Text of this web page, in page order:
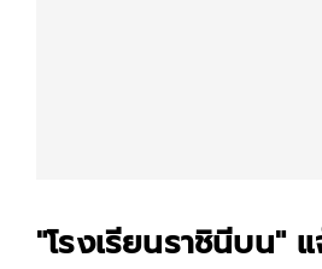
"โรงเรียนราชินีบน"